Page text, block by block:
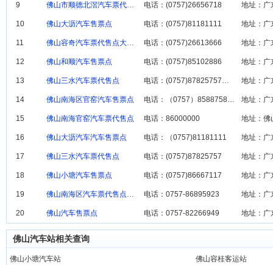
9 佛山市顺德北滘汽车票代售点汽车票代售点 电话：(0757)26656718 地址：广
10 佛山大沥汽车售票点 电话：(0757)81181111 地址：广
11 佛山容奇汽车票代售点大樟超长途分代售点 电话：(0757)26613666 地址：广
12 佛山和顺汽车售票点 电话：(0757)85102886 地址：广
13 佛山三水汽车票代售点 电话：(0757)87825757、87821 地址：广
14 佛山南海区官窑汽车售票点 电话：（0757）85887581 / 858
15 佛山南海官窑汽车票代售点 电话：86000000 地址：佛
16 佛山大沥汽车汽车售票点 电话：（0757)81181111 地址：广
17 佛山三水汽车票代售点 电话：(0757)87825757 地址：广
18 佛山小塘汽车售票点 电话：(0757)86667117 地址：广
19 佛山南海区汽车票代售点西樵分代售点 电话：0757-86895923 地址：广
20 佛山汽车售票点 电话：0757-82266949 地址：广
佛山汽车站相关查询
佛山小塘汽车站
佛山容桂客运站